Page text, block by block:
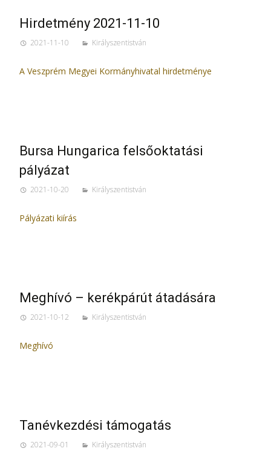
Hirdetmény 2021-11-10
2021-11-10 Királyszentistván
A Veszprém Megyei Kormányhivatal hirdetménye
Bursa Hungarica felsőoktatási
pályázat
2021-10-20 Királyszentistván
Pályázati kiírás
Meghívó – kerékpárút átadására
2021-10-12 Királyszentistván
Meghívó
Tanévkezdési támogatás
2021-09-01 Királyszentistván